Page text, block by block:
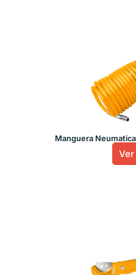
Manguera
Ver